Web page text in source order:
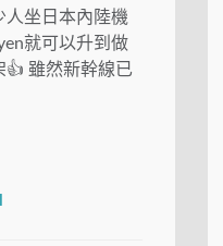
人坐日本內陸機
就可以升到做
👍 雖然新幹線已